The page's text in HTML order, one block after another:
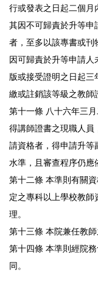
行或發表之日起二個月
其因不可歸責於升等申
者，至多以該專書或刊
因可歸責於升等申請人
版或接受證明之日起三
繳或註銷該等級之教師
第十一條 八十六年三
得講師證書之現職人員
請資格者，得申請升等
水準，且審查程序仍應
第十二條 本準則有關
定之專科以上學校教
理。
第十三條 本院兼任教師
第十四條 本準則經院
同。